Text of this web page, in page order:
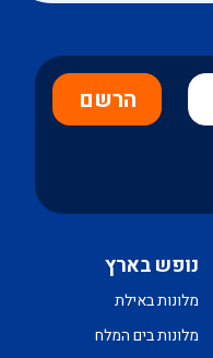
הרשם
נופש בארץ
מלונות באילת
מלונות בים המלח